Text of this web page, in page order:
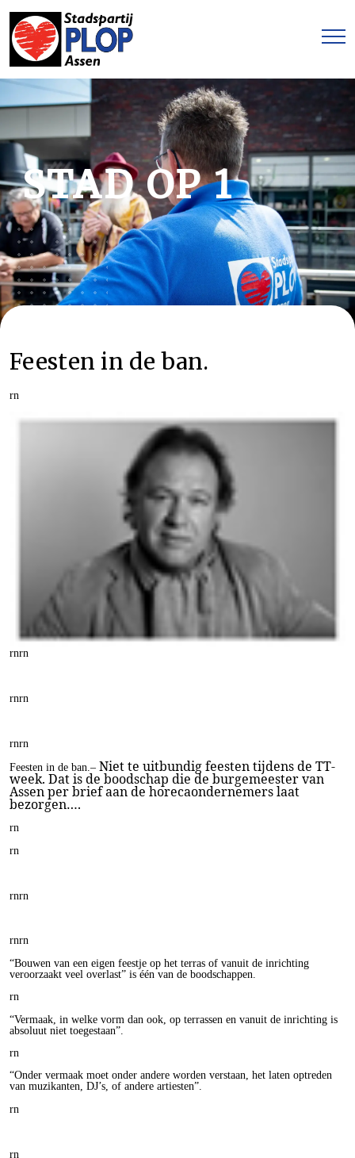
STAD OP 1
Feesten in de ban.
rn
rnrn
rnrn
rnrn
Feesten in de ban.– Niet te uitbundig feesten tijdens de TT-
week. Dat is de boodschap die de burgemeester van
Assen per brief aan de horecaondernemers laat
bezorgen….
rn
rn
rnrn
rnrn
“Bouwen van een eigen feestje op het terras of vanuit de inrichting
veroorzaakt veel overlast” is één van de boodschappen.
rn
“Vermaak, in welke vorm dan ook, op terrassen en vanuit de inrichting is
absoluut niet toegestaan”.
rn
“Onder vermaak moet onder andere worden verstaan, het laten optreden
van muzikanten, DJ’s, of andere artiesten”.
rn
rn